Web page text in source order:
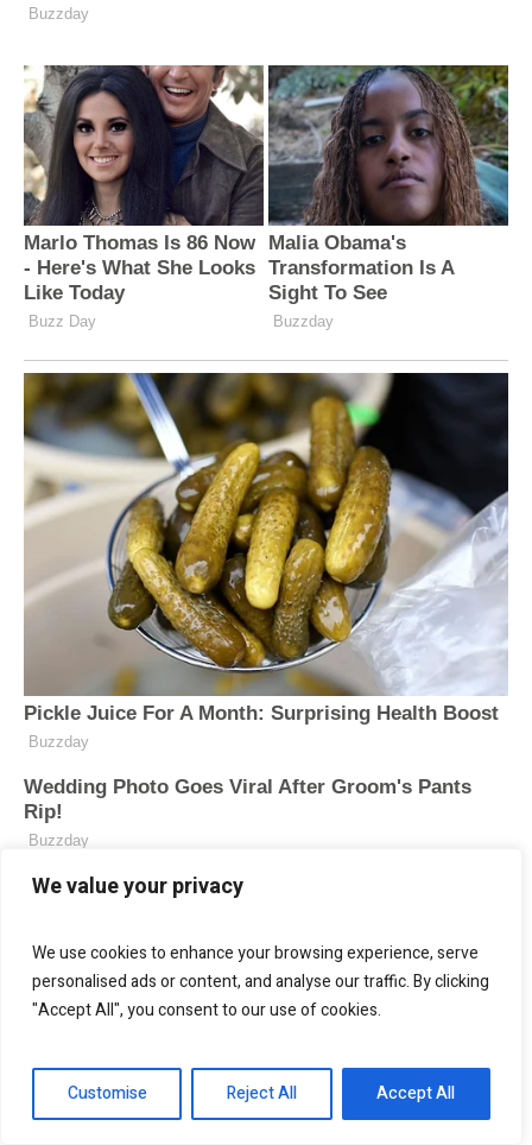
We value your privacy
We use cookies to enhance your browsing experience, serve
personalised ads or content, and analyse our traffic. By clicking
"Accept All", you consent to our use of cookies.
Customise Reject All Accept All